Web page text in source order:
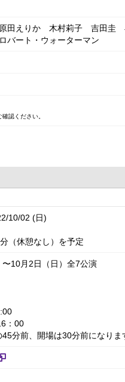
原田えりか 木村莉子 吉田圭
ロバート・ウォーターマン
認ください。
10/02 (日)
（休憩なし）を予定
10月2日（日）全7公演
：00
分前、開場は30分前になりま